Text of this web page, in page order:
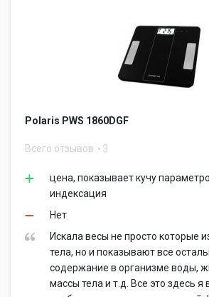
Polaris PWS 1860DGF
Всего отзывов 3
цена, показывает кучу
индексация
Нет
Искала весы не просто которые
тела, но и показывают все
содержание в организме воды,
массы тела и т.д. Все это здесь я